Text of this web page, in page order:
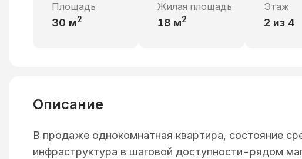
Площадь
30 м2
Жилая площадь
18 м2
Этаж
2 из 4
Описание
В продаже однокомнатная квартира, состояние
инфраструктура в шаговой доступности-рядом